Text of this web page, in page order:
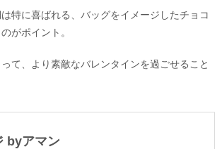
特に喜ばれる、バッグをイメージしたチョコ
がポイント。
て、より素敵なバレンタインを過ごせること
byアマン